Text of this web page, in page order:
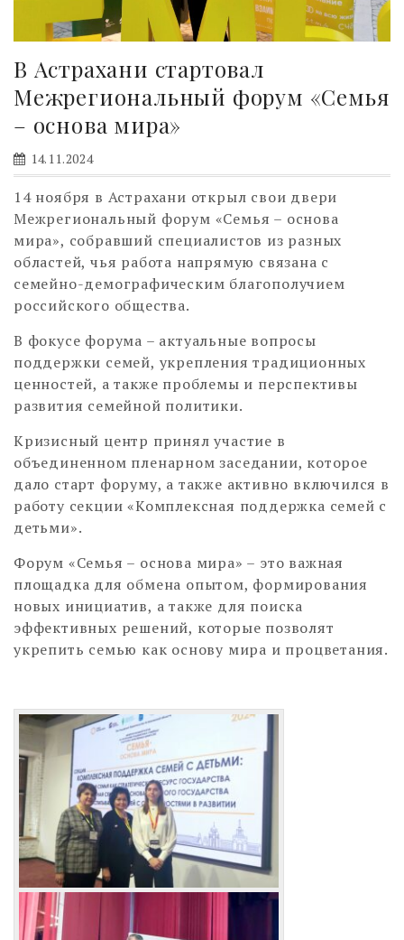
В Астрахани стартовал
Межрегиональный форум «Семья
– основа мира»
14.11.2024
14 ноября в Астрахани открыл свои двери
Межрегиональный форум «Семья – основа
мира», собравший специалистов из разных
областей, чья работа напрямую связана с
семейно-демографическим благополучием
российского общества.
В фокусе форума – актуальные вопросы
поддержки семей, укрепления традиционных
ценностей, а также проблемы и перспективы
развития семейной политики.
Кризисный центр принял участие в
объединенном пленарном заседании, которое
дало старт форуму, а также активно включился в
работу секции «Комплексная поддержка семей с
детьми».
Форум «Семья – основа мира» – это важная
площадка для обмена опытом, формирования
новых инициатив, а также для поиска
эффективных решений, которые позволят
укрепить семью как основу мира и процветания.